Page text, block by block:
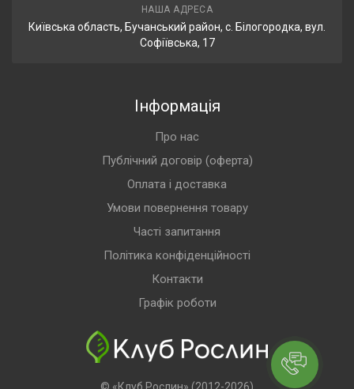
НАША АДРЕСА
Київська область, Бучанський район, с. Білогородка, вул.
Софіївська, 17
Інформація
Про нас
Публічний договір (оферта)
Оплата і доставка
Умови повернення товару
Часті запитання
Політика конфіденційності
Контакти
Графік роботи